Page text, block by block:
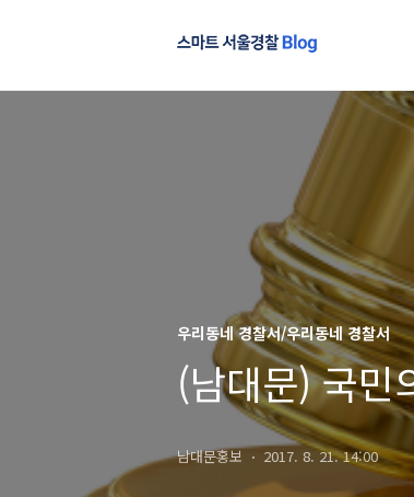
우리동네 경찰서/우리동네 경찰서
(남대문) 국민
남대문홍보 2017. 8. 21. 14:00